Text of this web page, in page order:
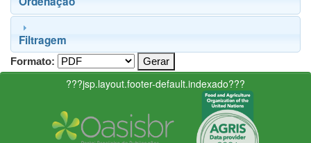
Filtragem
Formato:
???jsp.layout.footer-default.indexado???